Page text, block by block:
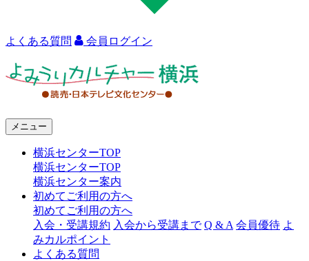
よくある質問 会員ログイン
ャ
メニュー
横浜センターTOP
横浜センターTOP
横浜センター案内
初めてご利用の方へ
初めてご利用の方へ
入会・受講規約 入会から受講まで Q & A 会員優待 よ
みカルポイント
よくある質問